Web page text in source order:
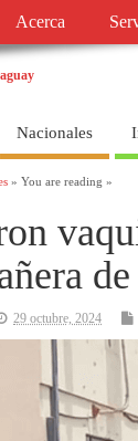
Acerca
Nacionales
» You are reading »
29 octubre, 2024